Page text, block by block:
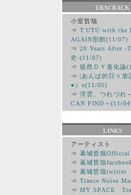
TRACBACK
小室哲哉
⇒ T.UTU with the
AGAIN別館(11/07)
⇒ 20 Years After -
史-(11/07)
⇒ 徒然ＤＹ進化論
⇒ |あんぱ的日々放
●）ο(11/05)
⇒ 浮雲、つれづれ
CAN FIND～(11/
LINKS
アーティスト
⇒ 葛城哲哉Official
⇒ 葛城哲哉
⇒ 葛城哲哉twitter
⇒ Trance Noise
⇒ MY SPACE